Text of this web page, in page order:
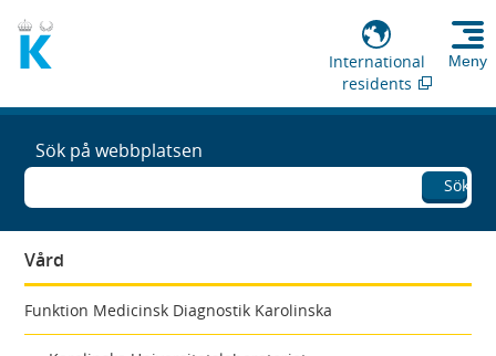
International
residents
Meny
Sök på webbplatsen
Sök
Vård
Funktion Medicinsk Diagnostik Karolinska